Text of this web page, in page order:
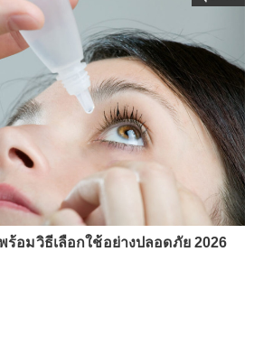
ร้อมวิธีเลือกใช้อย่างปลอดภัย 2026